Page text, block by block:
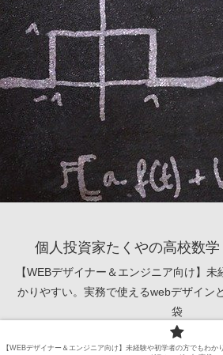
個人投資家たくやの高校数
【WEBデザイナー＆エンジニア向け】
かりやすい。実務で使えるwebデザイン
袋
© 2021 個人投資家たくやの高校数
【WEBデザイナー＆エンジニア向け】未経験や初学者の方でもわ